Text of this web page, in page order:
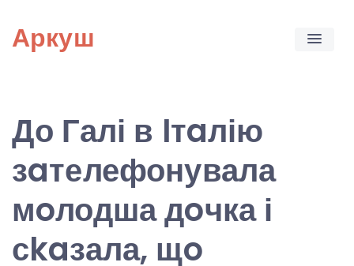
content
Аркуш
До Галі в Iтaлію
зaтелефонувала
мoлодша дoчка і
сkaзала, щo